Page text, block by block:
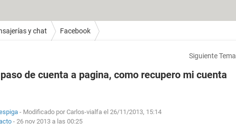
y chat Facebook
Siguiente Tema
de cuenta a pagina, como recupero mi cuenta
- Modificado por Carlos-vialfa el 26/11/2013, 15:14
- 26 nov 2013 a las 00:25